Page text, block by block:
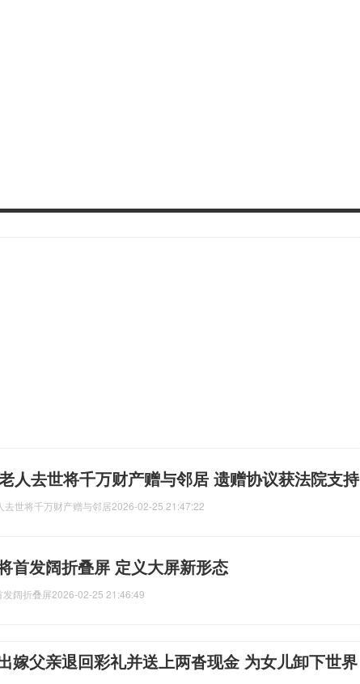
人去世将千万财产赠与邻居 遗赠协议获法院支持
去世将千万财产赠与邻居2026-02-25 21:47:22
首发阔折叠屏 定义大屏新形态
阔折叠屏2026-02-25 21:46:49
嫁父亲退回彩礼并送上两沓现金 为女儿卸下世界